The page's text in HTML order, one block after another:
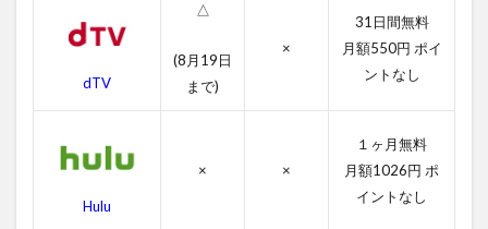
替え
フ
dTV
△
(8月19日
まで)
×
31日間無料
月額550円 ポイ
ントなし
Hulu
× ×
１ヶ月無料
月額1026円 ポ
イントなし